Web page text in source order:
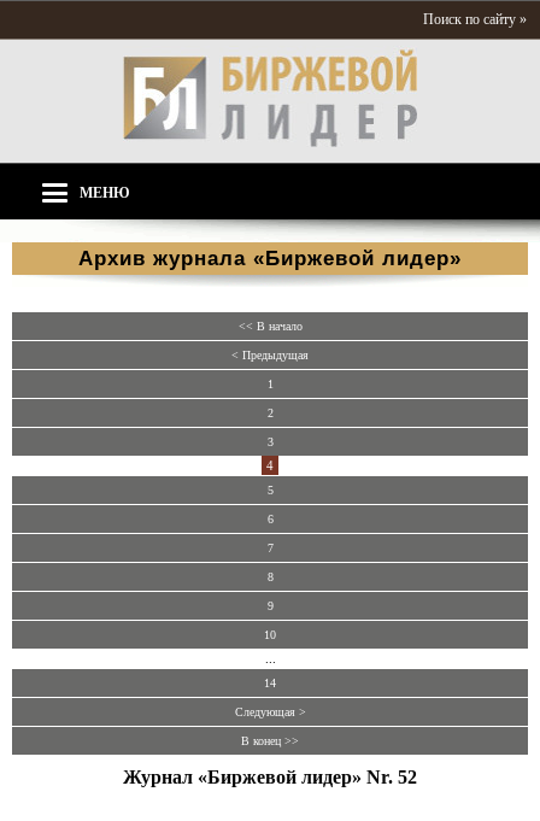
Поиск по сайту »
МЕНЮ
Архив журнала «Биржевой лидер»
<< В начало
< Предыдущая
1
2
3
4
5
6
7
8
9
10
14
Следующая >
В конец >>
Журнал «Биржевой лидер» Nr. 52